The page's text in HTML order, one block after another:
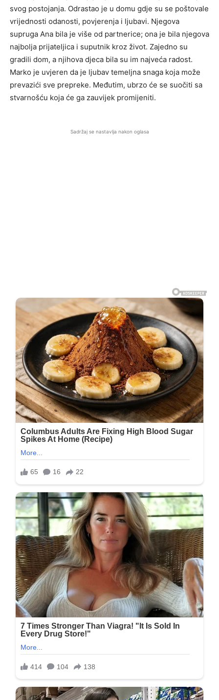
svog postojanja. Odrastao je u domu gdje su se poštovale
vrijednosti odanosti, povjerenja i ljubavi. Njegova
supruga Ana bila je više od partnerice; ona je bila njegova
najbolja prijateljica i suputnik kroz život. Zajedno su
gradili dom, a njihova djeca bila su im najveća radost.
Marko je uvjeren da je ljubav temeljna snaga koja može
prevazići sve prepreke. Međutim, ubrzo će se suočiti sa
stvarnošću koja će ga zauvijek promijeniti.
Sadržaj se nastavlja nakon oglasa